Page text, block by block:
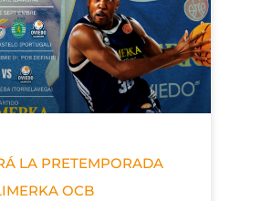
LA PRETEMPORADA
OCB